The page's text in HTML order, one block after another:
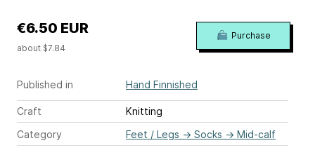
Published in Hand Finnished
Craft
Knitting
Category
Feet / Legs → Socks → Mid-calf
€6.50 EUR
about $7.84
Purchase